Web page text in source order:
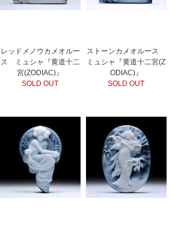
レッドメノウカメオルー
ス ミュシャ『黄道十二
宮(ZODIAC)』
SOLD OUT
ストーンカメオルース
ミュシャ『黄道十二宮(Z
ODIAC)』
SOLD OUT